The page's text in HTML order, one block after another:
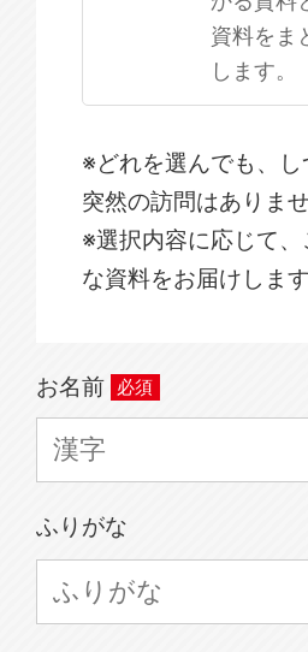
資料をま
します。
※どれを選んでも、
突然の訪問はありませ
※選択内容に応じて
な資料をお届けします
お名前
ふりがな